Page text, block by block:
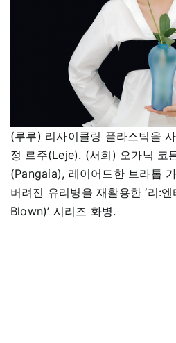
(루루) 리사이클링 플라스틱을
정 르주(Leje). (서희) 오가닉 코
(Pangaia), 레이어드한 브라톱
버려진 유리병을 재활용한 ‘리:
Blown)’ 시리즈 화병.